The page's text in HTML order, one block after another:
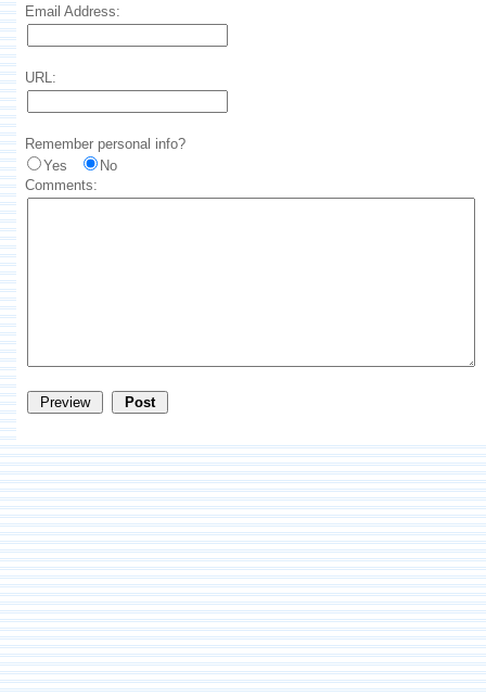
Email Address:
URL:
Remember personal info?
Yes
No
Comments: